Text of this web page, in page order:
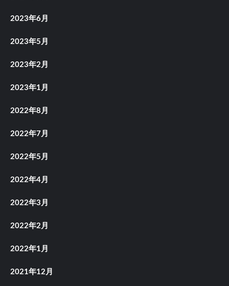
2023年6月
2023年5月
2023年2月
2023年1月
2022年8月
2022年7月
2022年5月
2022年4月
2022年3月
2022年2月
2022年1月
2021年12月